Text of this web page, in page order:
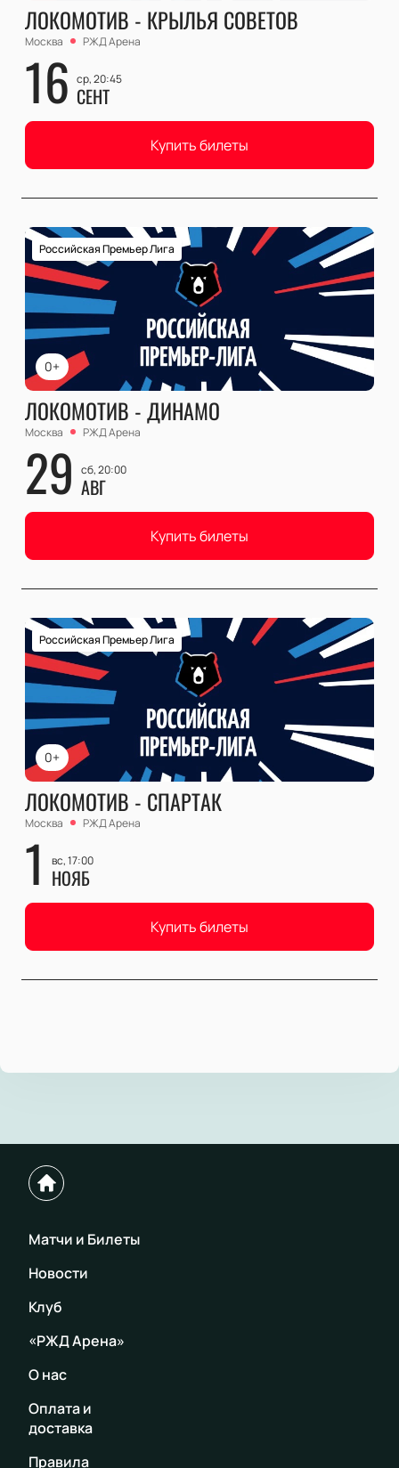
ЛОКОМОТИВ - КРЫЛЬЯ СОВЕТОВ
Москва РЖД Арена
16 ср, 20:45
СЕНТ
Купить билеты
0+
Российская Премьер Лига
ЛОКОМОТИВ - ДИНАМО
Москва РЖД Арена
29 сб, 20:00
АВГ
Купить билеты
0+
Российская Премьер Лига
ЛОКОМОТИВ - СПАРТАК
Москва РЖД Арена
1 вс, 17:00
НОЯБ
Купить билеты
Матчи и Билеты
Новости
Клуб
«РЖД Арена»
О нас
Оплата и
доставка
Правила